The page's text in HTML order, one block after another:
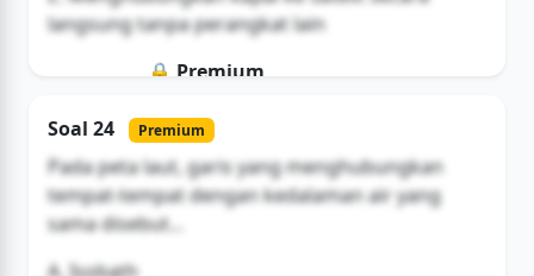
langsung tanpa perangkat lain
🔒 Premium
Buka Akses
Soal 24 Premium
Pada peta laut, garis yang menghubungkan
tempat-tempat dengan kedalaman air yang
sama disebut...